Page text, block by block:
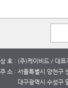
상 호 : (주)케이비드 / 대
주 소 : 서울특별시 양천구
대구광역시 수성구